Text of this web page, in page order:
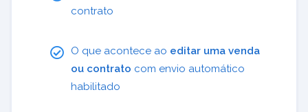
contrato
O que acontece ao editar uma venda
ou contrato com envio automático
habilitado